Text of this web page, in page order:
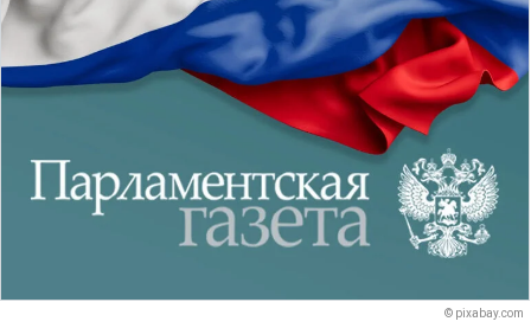
© pixabay.com